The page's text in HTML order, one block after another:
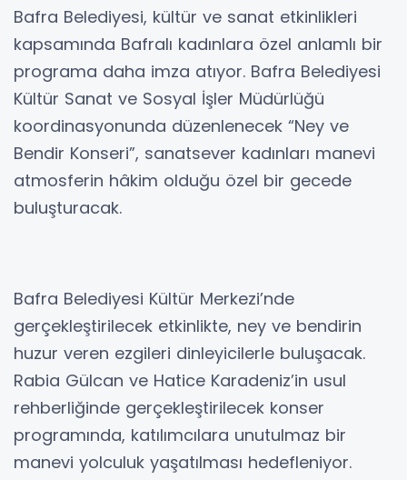
Bafra Belediyesi, kültür ve sanat etkinlikleri
kapsamında Bafralı kadınlara özel anlamlı bir
programa daha imza atıyor. Bafra Belediyesi
Kültür Sanat ve Sosyal İşler Müdürlüğü
koordinasyonunda düzenlenecek “Ney ve
Bendir Konseri”, sanatsever kadınları manevi
atmosferin hâkim olduğu özel bir gecede
buluşturacak.
Bafra Belediyesi Kültür Merkezi’nde
gerçekleştirilecek etkinlikte, ney ve bendirin
huzur veren ezgileri dinleyicilerle buluşacak.
Rabia Gülcan ve Hatice Karadeniz’in usul
rehberliğinde gerçekleştirilecek konser
programında, katılımcılara unutulmaz bir
manevi yolculuk yaşatılması hedefleniyor.